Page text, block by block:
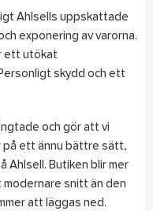
Ahlsells uppskattade
exponering av varorna.
ett utökat
skydd och ett
och gör att vi
på ett ännu bättre sätt,
Ahlsell. Butiken blir mer
snitt än den
att läggas ned.